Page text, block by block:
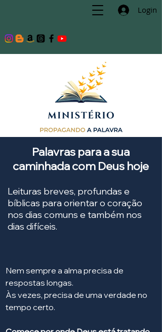
Login
Palavras para a sua
caminhada com Deus hoje
Leituras breves, profundas e
bíblicas para orientar o coração
nos dias comuns e também nos
dias difíceis.
Nem sempre a alma precisa de
respostas longas.
Às vezes, precisa de uma verdade no
tempo certo.